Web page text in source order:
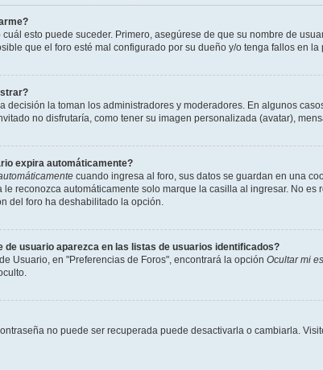
cuál esto puede suceder. Primero, asegúrese de que su nombre de
que el foro esté mal configurado por su dueño y/o tenga fallos en
decisión la toman los administradores y moderadores. En algunos
no disfrutaría, como tener su imagen personalizada (avatar),
expira automáticamente?
cuando ingresa al foro, sus datos se guardan en una
le reconozca automáticamente solo marque la casilla al ingresar. No
del foro ha deshabilitado la opción.
de usuario aparezca en las listas de usuarios identificados?
Usuario, en "Preferencias de Foros", encontrará la opción Ocultar mi
no puede ser recuperada puede desactivarla o cambiarla.